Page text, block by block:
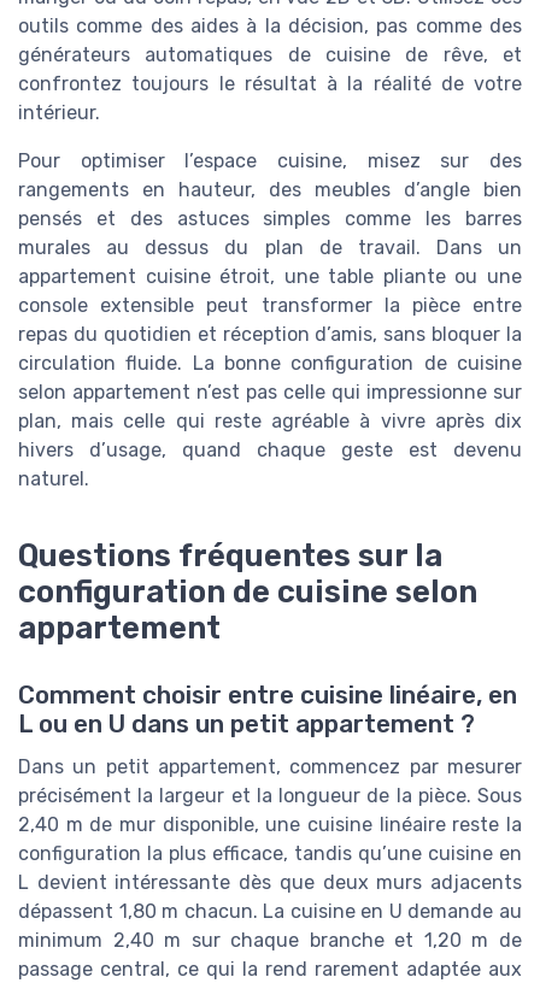
outils comme des aides à la décision, pas comme des
générateurs automatiques de cuisine de rêve, et
confrontez toujours le résultat à la réalité de votre
intérieur.
Pour optimiser l’espace cuisine, misez sur des
rangements en hauteur, des meubles d’angle bien
pensés et des astuces simples comme les barres
murales au dessus du plan de travail. Dans un
appartement cuisine étroit, une table pliante ou une
console extensible peut transformer la pièce entre
repas du quotidien et réception d’amis, sans bloquer la
circulation fluide. La bonne configuration de cuisine
selon appartement n’est pas celle qui impressionne sur
plan, mais celle qui reste agréable à vivre après dix
hivers d’usage, quand chaque geste est devenu
naturel.
Questions fréquentes sur la
configuration de cuisine selon
appartement
Comment choisir entre cuisine linéaire, en
L ou en U dans un petit appartement ?
Dans un petit appartement, commencez par mesurer
précisément la largeur et la longueur de la pièce. Sous
2,40 m de mur disponible, une cuisine linéaire reste la
configuration la plus efficace, tandis qu’une cuisine en
L devient intéressante dès que deux murs adjacents
dépassent 1,80 m chacun. La cuisine en U demande au
minimum 2,40 m sur chaque branche et 1,20 m de
passage central, ce qui la rend rarement adaptée aux